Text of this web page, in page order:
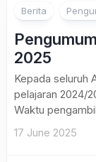
Berita
2025
Kepada seluruh
pelajaran 2024/
Waktu
17 June 2025